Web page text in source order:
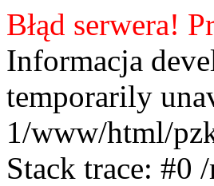
Błąd serwera!
Informacja
temporarily
1/www/html/
Stack trace: #0